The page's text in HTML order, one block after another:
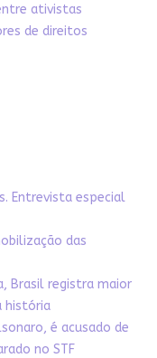
ativistas
de direitos
Entrevista especial
das
Brasil registra maior
história
é acusado de
no STF